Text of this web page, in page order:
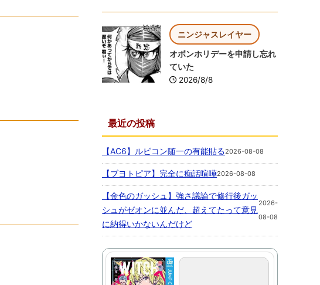
ニンジャスレイヤー
オボンホリデーを申請し忘れ
ていた
2026/8/8
最近の投稿
【AC6】ルビコン随一の有能貼る2026-08-08
【ブヨトピア】完全に痴話喧嘩2026-08-08
【金色のガッシュ】強さ議論で修行後ガッ
シュがゼオンに並んだ、超えてたって意見
に納得いかないんだけど
2026-
08-08